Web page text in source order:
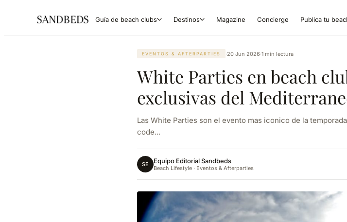
Guía de beach clubs Destinos Magazine Concierge Publica tu
EVENTOS & AFTERPARTIES ·20 Jun 2026·1 min lectura
White Parties en beach
exclusivas del
Las White Parties son el evento mas iconico de la
code...
SE Equipo Editorial Sandbeds
Beach Lifestyle · Eventos & Afterparties